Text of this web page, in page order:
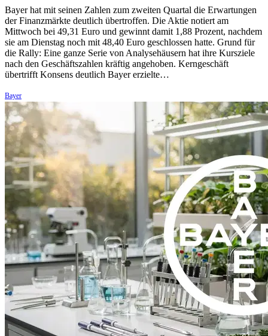
Bayer hat mit seinen Zahlen zum zweiten Quartal die Erwartungen
der Finanzmärkte deutlich übertroffen. Die Aktie notiert am
Mittwoch bei 49,31 Euro und gewinnt damit 1,88 Prozent, nachdem
sie am Dienstag noch mit 48,40 Euro geschlossen hatte. Grund für
die Rally: Eine ganze Serie von Analysehäusern hat ihre Kursziele
nach den Geschäftszahlen kräftig angehoben. Kerngeschäft
übertrifft Konsens deutlich Bayer erzielte…
Bayer